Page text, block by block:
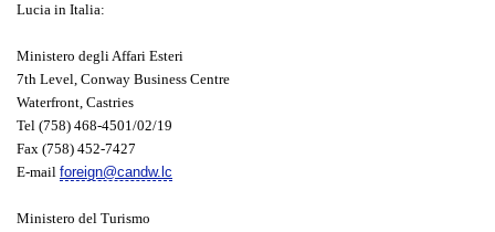
Lucia in Italia:
Ministero degli Affari Esteri
7th Level, Conway Business Centre
Waterfront, Castries
Tel (758) 468-4501/02/19
Fax (758) 452-7427
E-mail foreign@candw.lc
Ministero del Turismo